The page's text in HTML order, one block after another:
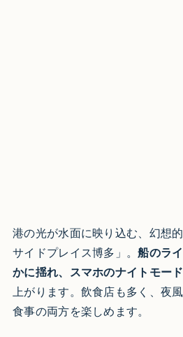
港の光が水面に映り込む、幻想
サイドプレイス博多」。船のラ
かに揺れ、スマホのナイトモー
上がります。飲食店も多く、夜
食事の両方を楽しめます。